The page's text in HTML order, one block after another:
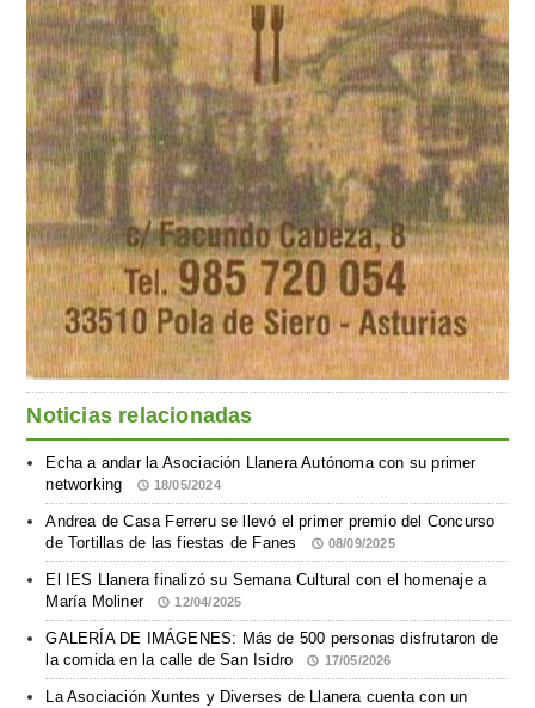
Noticias relacionadas
Echa a andar la Asociación Llanera Autónoma con su primer
networking
18/05/2024
Andrea de Casa Ferreru se llevó el primer premio del Concurso
de Tortillas de las fiestas de Fanes
08/09/2025
El IES Llanera finalizó su Semana Cultural con el homenaje a
María Moliner
12/04/2025
GALERÍA DE IMÁGENES: Más de 500 personas disfrutaron de
la comida en la calle de San Isidro
17/05/2026
La Asociación Xuntes y Diverses de Llanera cuenta con un